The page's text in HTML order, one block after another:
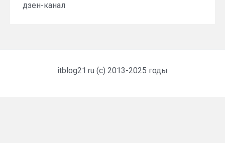
дзен-канал
itblog21.ru (c) 2013-2025 годы